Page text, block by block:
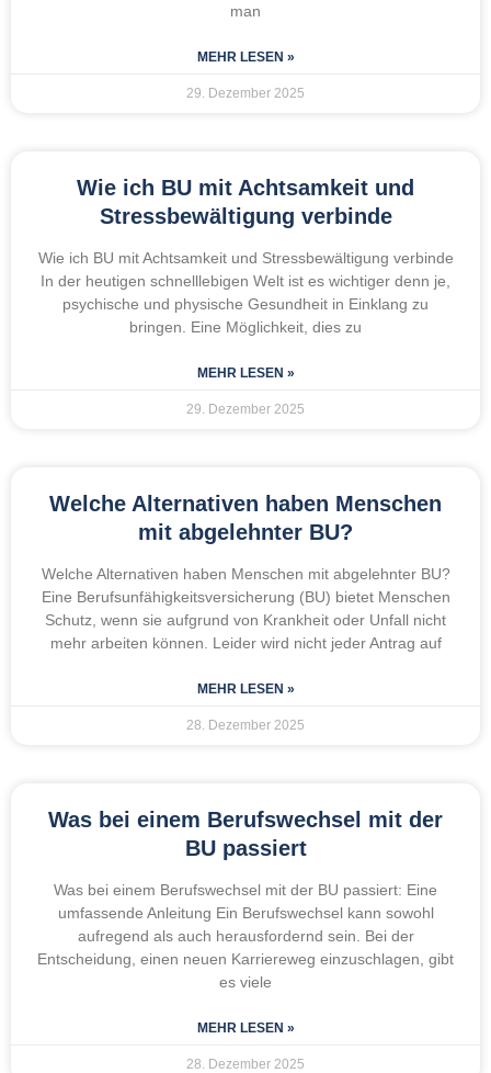
man
MEHR LESEN »
29. Dezember 2025
Wie ich BU mit Achtsamkeit und
Stressbewältigung verbinde
Wie ich BU mit Achtsamkeit und Stressbewältigung verbinde
In der heutigen schnelllebigen Welt ist es wichtiger denn je,
psychische und physische Gesundheit in Einklang zu
bringen. Eine Möglichkeit, dies zu
MEHR LESEN »
29. Dezember 2025
Welche Alternativen haben Menschen
mit abgelehnter BU?
Welche Alternativen haben Menschen mit abgelehnter BU?
Eine Berufsunfähigkeitsversicherung (BU) bietet Menschen
Schutz, wenn sie aufgrund von Krankheit oder Unfall nicht
mehr arbeiten können. Leider wird nicht jeder Antrag auf
MEHR LESEN »
28. Dezember 2025
Was bei einem Berufswechsel mit der
BU passiert
Was bei einem Berufswechsel mit der BU passiert: Eine
umfassende Anleitung Ein Berufswechsel kann sowohl
aufregend als auch herausfordernd sein. Bei der
Entscheidung, einen neuen Karriereweg einzuschlagen, gibt
es viele
MEHR LESEN »
28. Dezember 2025